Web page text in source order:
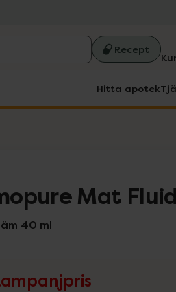
Recept
Hitta apotek
Mat Fluid
40 ml